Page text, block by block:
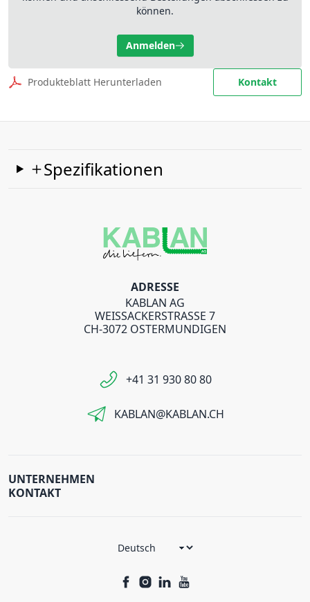
können.
Anmelden
Produkteblatt Herunterladen Kontakt
Spezifikationen
ADRESSE
KABLAN AG
WEISSACKERSTRASSE 7
CH-3072 OSTERMUNDIGEN
+41 31 930 80 80
KABLAN@KABLAN.CH
UNTERNEHMEN
KONTAKT